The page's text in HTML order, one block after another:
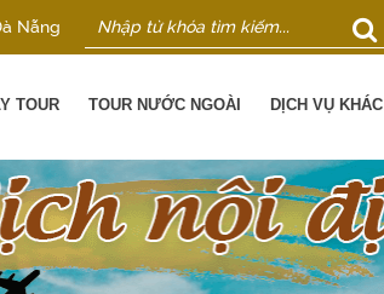
Nẵng
TOUR TOUR NƯỚC NGOÀI DỊCH VỤ KHÁC